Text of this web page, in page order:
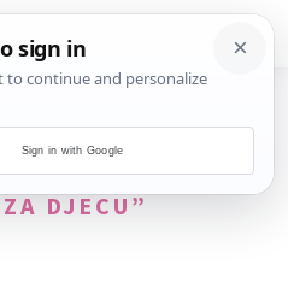
ZA TAG
DJECU”
Sign in with Google